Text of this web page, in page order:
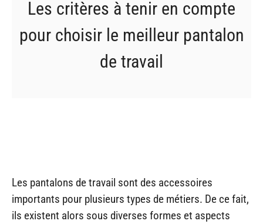
Les critères à tenir en compte
pour choisir le meilleur pantalon
de travail
Les pantalons de travail sont des accessoires
importants pour plusieurs types de métiers. De ce fait,
ils existent alors sous diverses formes et aspects